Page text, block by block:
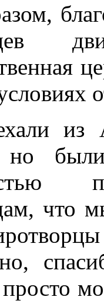
из
но
что